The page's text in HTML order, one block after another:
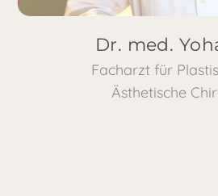
Dr. med.
Facharzt für
Ästhetische